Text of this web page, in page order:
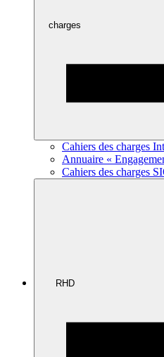
charges
Cahiers des charges
Annuaire «
Cahiers des charges
RHD